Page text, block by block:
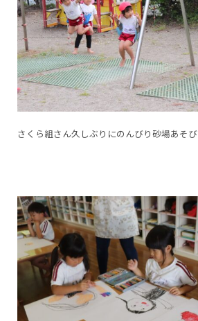
さくら組さん久しぶりにのんびり砂場あそび